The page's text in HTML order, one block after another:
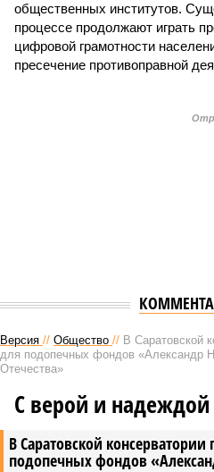
общественных институтов.
процессе продолжают играть
цифровой грамотности
пресечение противоправной
Версия // Общество // В Саратовской
для подопечных фондов «Александр
Отечества»
В Саратовской
подопечных фондов
С верой и надеждой